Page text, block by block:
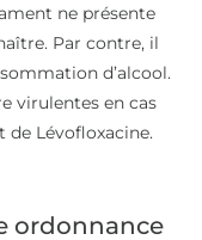
ne présente
Par contre, il
d’alcool.
virulentes en cas
de Lévofloxacine.
ordonnance